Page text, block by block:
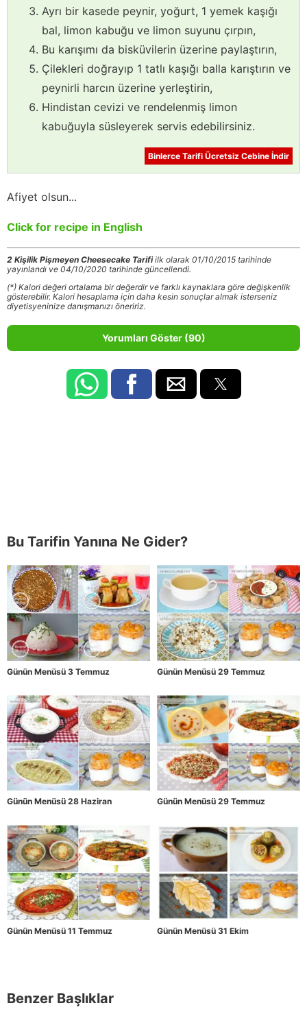
Ayrı bir kasede peynir, yoğurt, 1 yemek kaşığı
bal, limon kabuğu ve limon suyunu çırpın,
Bu karışımı da bisküvilerin üzerine paylaştırın,
Çilekleri doğrayıp 1 tatlı kaşığı balla karıştırın ve
peynirli harcın üzerine yerleştirin,
Hindistan cevizi ve rendelenmiş limon
kabuğuyla süsleyerek servis edebilirsiniz.
Binlerce Tarifi Ücretsiz Cebine İndir
Afiyet olsun...
Click for recipe in English
2 Kişilik Pişmeyen Cheesecake Tarifiilk olarak 01/10/2015 tarihinde
yayınlandı ve 04/10/2020 tarihinde güncellendi.
(*) Kalori değeri ortalama bir değerdir ve farklı kaynaklara göre değişkenlik
gösterebilir. Kalori hesaplama için daha kesin sonuçlar almak isterseniz
diyetisyeninize danışmanızı öneririz.
Yorumları Göster (90)
Bu Tarifin Yanına Ne Gider?
Günün Menüsü 3 Temmuz Günün Menüsü 29 Temmuz
Günün Menüsü 28 Haziran Günün Menüsü 29 Temmuz
Günün Menüsü 11 Temmuz Günün Menüsü 31 Ekim
Benzer Başlıklar